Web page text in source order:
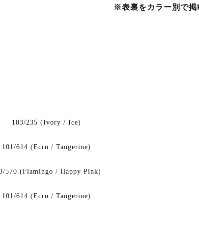
※表裏をカラー別で掲
103/235 (Ivory / Ice)
101/614 (Ecru / Tangerine)
570 (Flamingo / Happy Pink)
101/614 (Ecru / Tangerine)